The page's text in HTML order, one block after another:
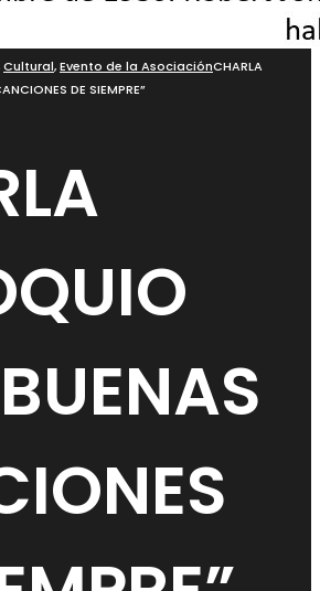
Cultural,Evento de la AsociaciónCHARLA
DE SIEMPRE”